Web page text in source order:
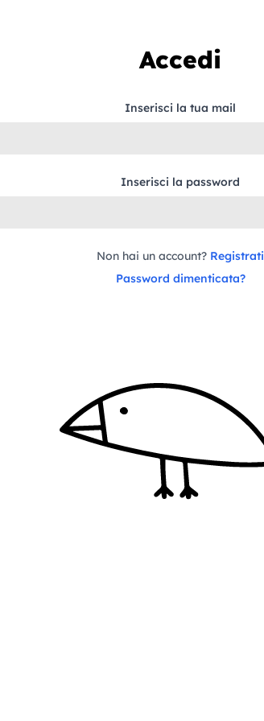
Accedi
Inserisci la tua mail
Inserisci la password
Non hai un account? Registrati
Password dimenticata?